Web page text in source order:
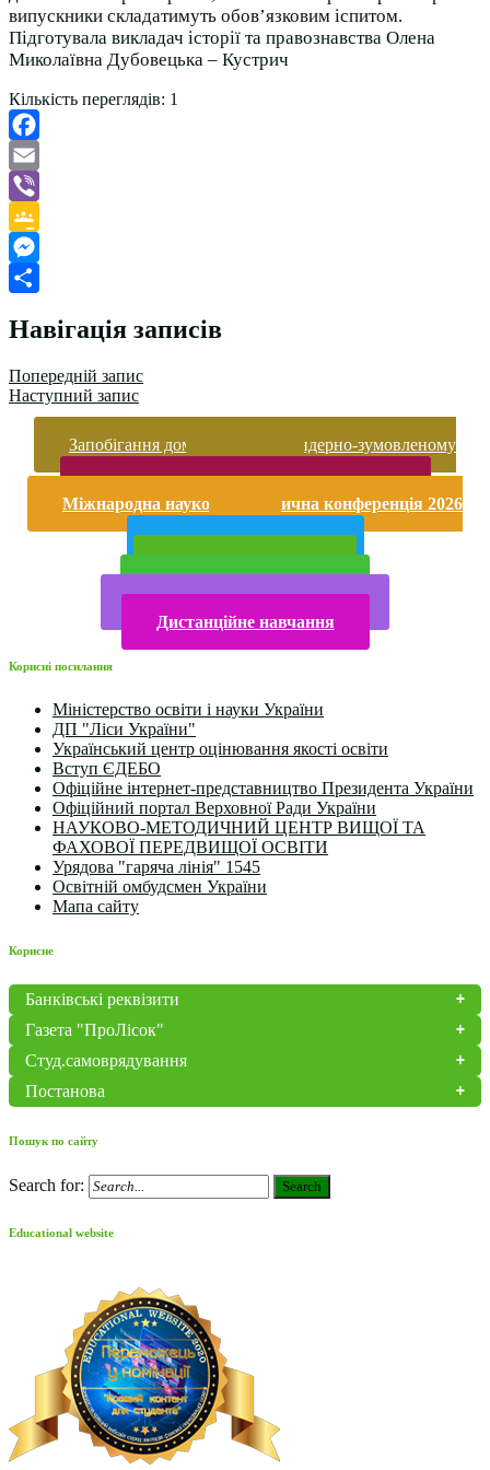
випускники складатимуть обов’язковим іспитом.
Підготувала викладач історії та правознавства Олена
Миколаївна Дубовецька – Кустрич
Кількість переглядів: 1
Facebook
Email
Viber
Google
Classroom
Messenger
Навігація записів
Попередній запис
Наступний запис
Запобігання домашньому та гендерно-зумовленому
Міжнародна науково-практична конференція 2026
Дистанційне навчання
Корисні посилання
Міністерство освіти і науки України
ДП "Ліси України"
Український центр оцінювання якості освіти
Вступ ЄДЕБО
Офіційне інтернет-представництво Президента України
Офіційний портал Верховної Ради України
НАУКОВО-МЕТОДИЧНИЙ ЦЕНТР ВИЩОЇ ТА
ФАХОВОЇ ПЕРЕДВИЩОЇ ОСВІТИ
Урядова "гаряча лінія" 1545
Освітній омбудсмен України
Мапа сайту
Корисне
Банківські реквізити
Газета "ПроЛісок"
Студ.самоврядування
Постанова
Пошук по сайту
Search for: Search
Educational website